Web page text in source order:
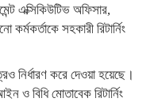
এক্সিকিউটিভ অফিসার,
সহকারী রিটার্নিং
নির্ধারণ করে দেওয়া হয়েছে।
ও বিধি মোতাবেক রিটার্নিং